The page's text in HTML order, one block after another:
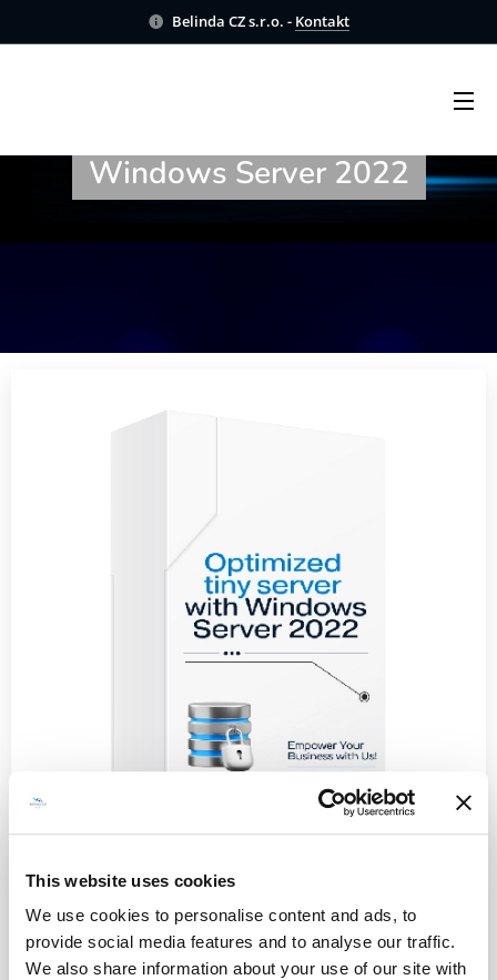
This website uses cookies
We use cookies to personalise content and ads, to
provide social media features and to analyse our traffic.
We also share information about your use of our site with
Belinda CZ s.r.o. - Kontakt
Windows Server 2022